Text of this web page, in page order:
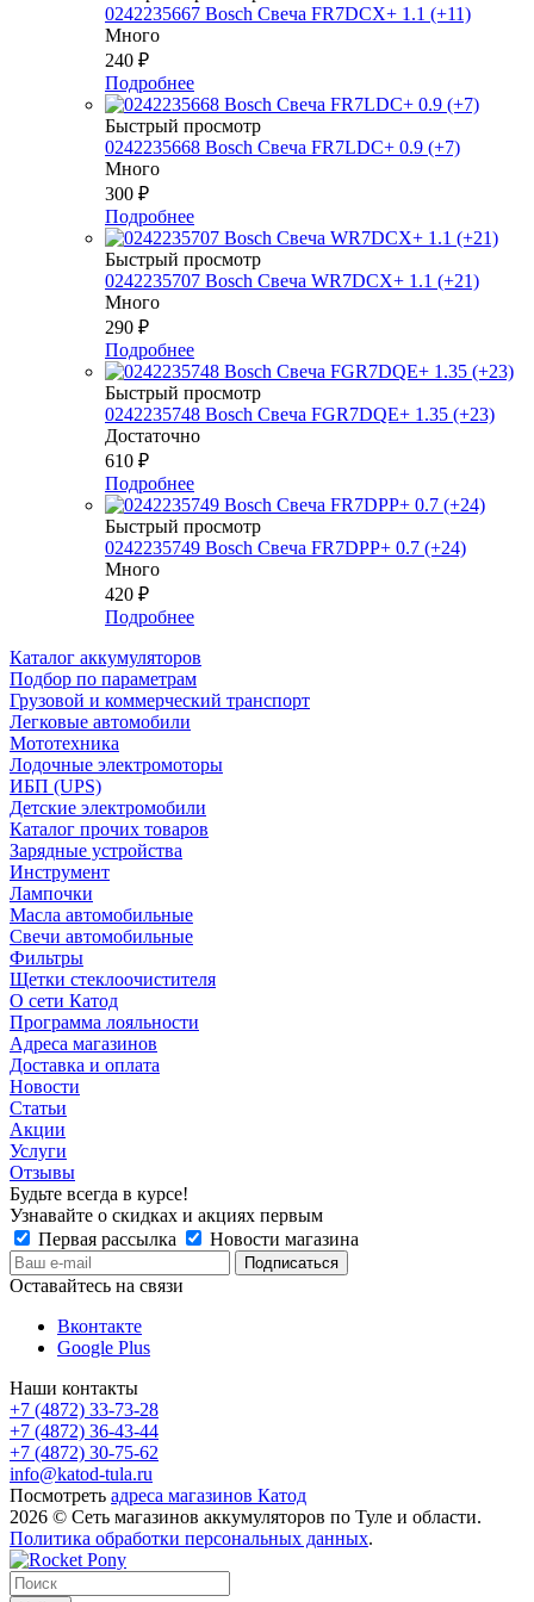
0242235667 Bosch Свеча FR7DCX+ 1.1 (+11)
Много
240 ₽
Подробнее
Быстрый просмотр
0242235668 Bosch Свеча FR7LDC+ 0.9 (+7)
Много
300 ₽
Подробнее
Быстрый просмотр
0242235707 Bosch Свеча WR7DCX+ 1.1 (+21)
Много
290 ₽
Подробнее
Быстрый просмотр
0242235748 Bosch Свеча FGR7DQE+ 1.35 (+23)
Достаточно
610 ₽
Подробнее
Быстрый просмотр
0242235749 Bosch Свеча FR7DPP+ 0.7 (+24)
Много
420 ₽
Подробнее
Каталог аккумуляторов
Подбор по параметрам
Грузовой и коммерческий транспорт
Легковые автомобили
Мототехника
Лодочные электромоторы
ИБП (UPS)
Детские электромобили
Каталог прочих товаров
Зарядные устройства
Инструмент
Лампочки
Масла автомобильные
Свечи автомобильные
Фильтры
Щетки стеклоочистителя
О сети Катод
Программа лояльности
Адреса магазинов
Доставка и оплата
Новости
Статьи
Акции
Услуги
Отзывы
Будьте всегда в курсе!
Узнавайте о скидках и акциях первым
Первая рассылка
Новости магазина
Оставайтесь на связи
Вконтакте
Google Plus
Наши контакты
+7 (4872) 33-73-28
+7 (4872) 36-43-44
+7 (4872) 30-75-62
info@katod-tula.ru
Посмотреть адреса магазинов Катод
2026 © Сеть магазинов аккумуляторов по Туле и области.
Политика обработки персональных данных.